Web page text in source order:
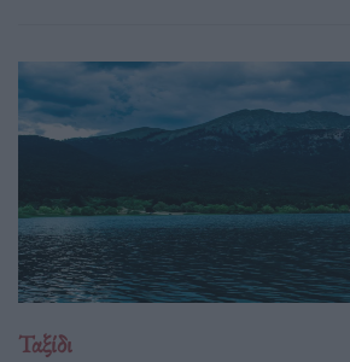
Ταξίδι